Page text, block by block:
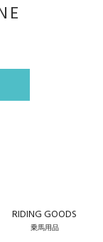
RIDING GOODS
乗馬用品